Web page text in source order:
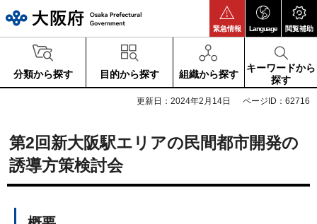
緊急情報 Language 閲覧補助
分類から探す 目的から探す 組織から探す
キーワードから
探す
更新日：2024年2月14日 ページID：62716
第2回新大阪駅エリアの民間都市開発の
誘導方策検討会